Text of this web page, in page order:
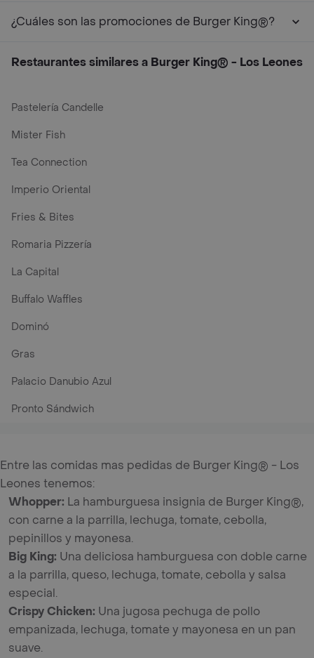
¿Cuáles son las promociones de Burger King®?
Restaurantes similares a Burger King® - Los Leones
Pastelería Candelle
Mister Fish
Tea Connection
Imperio Oriental
Fries & Bites
Romaria Pizzería
La Capital
Buffalo Waffles
Dominó
Gras
Palacio Danubio Azul
Pronto Sándwich
Entre las comidas mas pedidas de Burger King® - Los
Leones tenemos:
Whopper: La hamburguesa insignia de Burger King®,
con carne a la parrilla, lechuga, tomate, cebolla,
pepinillos y mayonesa.
Big King: Una deliciosa hamburguesa con doble carne
a la parrilla, queso, lechuga, tomate, cebolla y salsa
especial.
Crispy Chicken: Una jugosa pechuga de pollo
empanizada, lechuga, tomate y mayonesa en un pan
suave.